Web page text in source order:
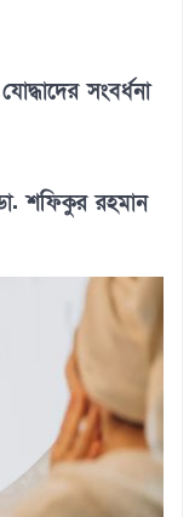
সংবর্ধনা
শফিকুর রহমান